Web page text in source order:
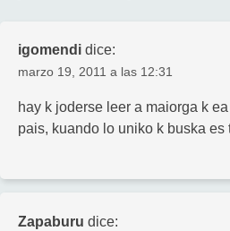
igomendi dice:
marzo 19, 2011 a las 12:31
hay k joderse leer a maiorga k
pais, kuando lo uniko k buska es
Zapaburu dice: